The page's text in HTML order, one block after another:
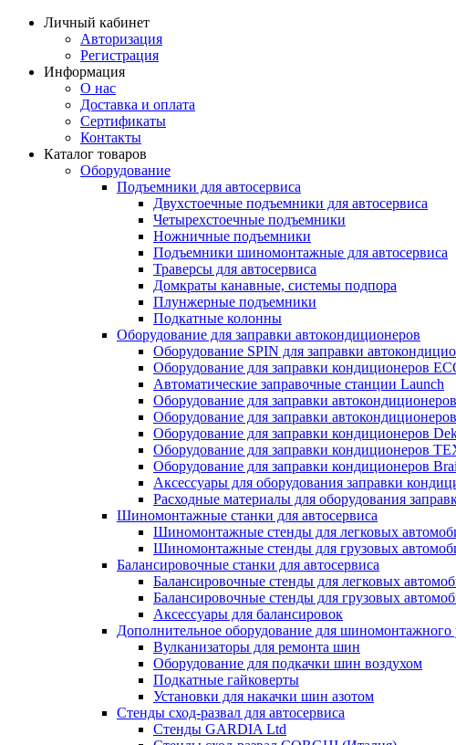
Личный кабинет
Авторизация
Регистрация
Информация
О нас
Доставка и оплата
Сертификаты
Контакты
Каталог товаров
Оборудование
Подъемники для автосервиса
Двухстоечные подъемники для автосервиса
Четырехстоечные подъемники
Ножничные подъемники
Подъемники шиномонтажные для автосервиса
Траверсы для автосервиса
Домкраты канавные, системы подпора
Плунжерные подъемники
Подкатные колонны
Оборудование для заправки автокондиционеров
Оборудование SPIN для заправки
Оборудование для заправки кондиционеров
Автоматические заправочные станции Launch
Оборудование для заправки
Оборудование для заправки
Оборудование для заправки кондиционеров
Оборудование для заправки кондиционеров
Оборудование для заправки кондиционеров
Аксессуары для оборудования заправки
Расходные материалы для оборудования
Шиномонтажные станки для автосервиса
Шиномонтажные стенды для легковых
Шиномонтажные стенды для грузовых
Балансировочные станки для автосервиса
Балансировочные стенды для легковых
Балансировочные стенды для грузовых
Аксессуары для балансировок
Дополнительное оборудование для шиномонтажного
Вулканизаторы для ремонта шин
Оборудование для подкачки шин воздухом
Подкатные гайковерты
Установки для накачки шин азотом
Стенды сход-развал для автосервиса
Стенды GARDIA Ltd